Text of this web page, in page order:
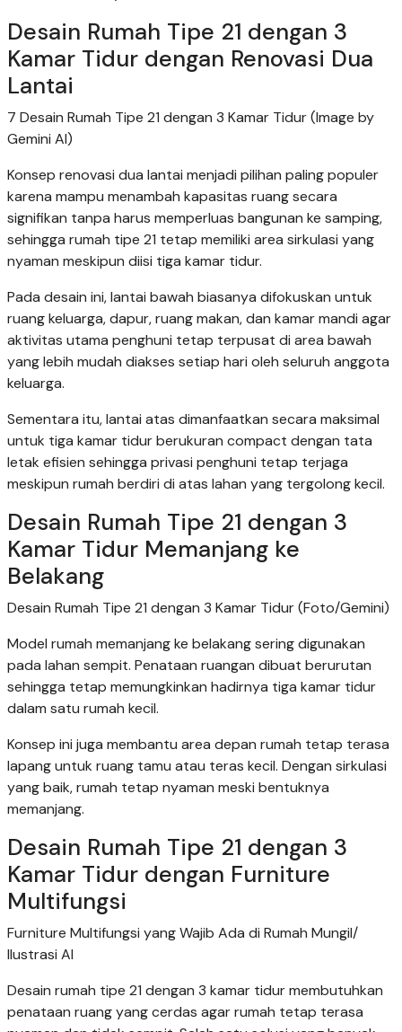
Desain Rumah Tipe 21 dengan 3
Kamar Tidur dengan Renovasi Dua
Lantai
7 Desain Rumah Tipe 21 dengan 3 Kamar Tidur (Image by
Gemini AI)
Konsep renovasi dua lantai menjadi pilihan paling populer
karena mampu menambah kapasitas ruang secara
signifikan tanpa harus memperluas bangunan ke samping,
sehingga rumah tipe 21 tetap memiliki area sirkulasi yang
nyaman meskipun diisi tiga kamar tidur.
Pada desain ini, lantai bawah biasanya difokuskan untuk
ruang keluarga, dapur, ruang makan, dan kamar mandi agar
aktivitas utama penghuni tetap terpusat di area bawah
yang lebih mudah diakses setiap hari oleh seluruh anggota
keluarga.
Sementara itu, lantai atas dimanfaatkan secara maksimal
untuk tiga kamar tidur berukuran compact dengan tata
letak efisien sehingga privasi penghuni tetap terjaga
meskipun rumah berdiri di atas lahan yang tergolong kecil.
Desain Rumah Tipe 21 dengan 3
Kamar Tidur Memanjang ke
Belakang
Desain Rumah Tipe 21 dengan 3 Kamar Tidur (Foto/Gemini)
Model rumah memanjang ke belakang sering digunakan
pada lahan sempit. Penataan ruangan dibuat berurutan
sehingga tetap memungkinkan hadirnya tiga kamar tidur
dalam satu rumah kecil.
Konsep ini juga membantu area depan rumah tetap terasa
lapang untuk ruang tamu atau teras kecil. Dengan sirkulasi
yang baik, rumah tetap nyaman meski bentuknya
memanjang.
Desain Rumah Tipe 21 dengan 3
Kamar Tidur dengan Furniture
Multifungsi
Furniture Multifungsi yang Wajib Ada di Rumah Mungil/
Ilustrasi AI
Desain rumah tipe 21 dengan 3 kamar tidur membutuhkan
penataan ruang yang cerdas agar rumah tetap terasa